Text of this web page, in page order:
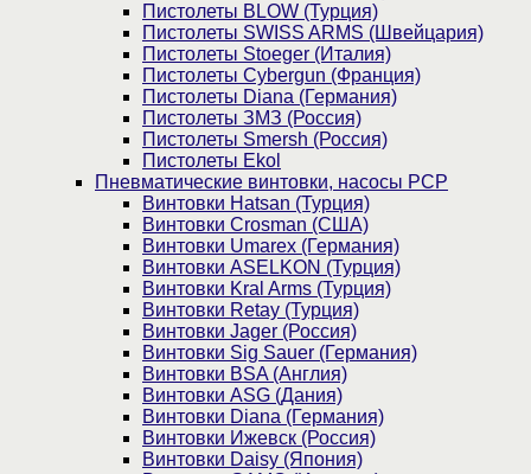
Пистолеты BLOW (Турция)
Пистолеты SWISS ARMS (Швейцария)
Пистолеты Stoeger (Италия)
Пистолеты Cybergun (Франция)
Пистолеты Diana (Германия)
Пистолеты ЗМЗ (Россия)
Пистолеты Smersh (Россия)
Пистолеты Ekol
Пневматические винтовки, насосы PCP
Винтовки Hatsan (Турция)
Винтовки Crosman (США)
Винтовки Umarex (Германия)
Винтовки ASELKON (Турция)
Винтовки Kral Arms (Турция)
Винтовки Retay (Турция)
Винтовки Jager (Россия)
Винтовки Sig Sauer (Германия)
Винтовки BSA (Англия)
Винтовки ASG (Дания)
Винтовки Diana (Германия)
Винтовки Ижевск (Россия)
Винтовки Daisy (Япония)